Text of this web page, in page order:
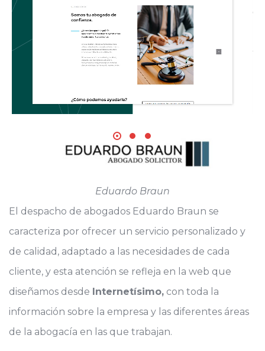
Eduardo Braun
El despacho de abogados Eduardo Braun se
caracteriza por ofrecer un servicio personalizado y
de calidad, adaptado a las necesidades de cada
cliente, y esta atención se refleja en la web que
diseñamos desde Internetísimo, con toda la
información sobre la empresa y las diferentes áreas
de la abogacía en las que trabajan.